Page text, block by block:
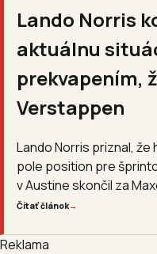
Lando Norris
aktuálnu
prekvapením,
Verstappen
Lando Norris priznal, že
pole position pre
v Austine skončil za
Čítať článok→
Reklama